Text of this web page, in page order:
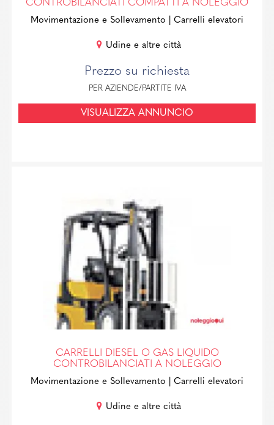
CONTROBILANCIATI COMPATTI A NOLEGGIO
Movimentazione e Sollevamento | Carrelli elevatori
Udine e altre città
Prezzo su richiesta
PER AZIENDE/PARTITE IVA
VISUALIZZA ANNUNCIO
CARRELLI DIESEL O GAS LIQUIDO
CONTROBILANCIATI A NOLEGGIO
Movimentazione e Sollevamento | Carrelli elevatori
Udine e altre città